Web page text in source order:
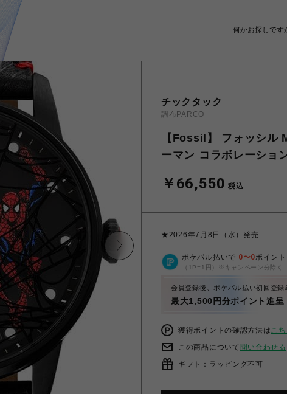
チックタック
調布PARCO
【Fossil】 フォッシ
ーマン コラボレーショ
￥66,550 税込
★2026年7月8日（水）発売
ポケパル払いで 0〜0ポイント
（1P=1円）※キャンペーン分除く
会員登録後、ポケパル払い初回登録
最大1,500円分ポイント進呈
獲得ポイントの確認方法はこち
この商品について 問い合わせる
ギフト：ラッピング不可